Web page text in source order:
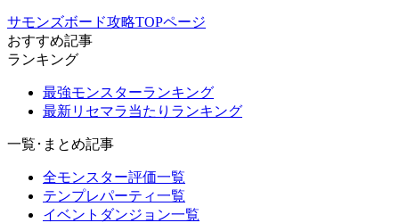
サモンズボード攻略TOPページ
おすすめ記事
ランキング
最強モンスターランキング
最新リセマラ当たりランキング
一覧･まとめ記事
全モンスター評価一覧
テンプレパーティ一覧
イベントダンジョン一覧